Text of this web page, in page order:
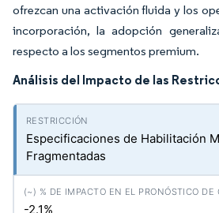
ofrezcan una activación fluida y los
incorporación, la adopción
respecto a los segmentos premium.
Análisis del Impacto de las
Especificaciones de Habilitación
Fragmentadas
-2.1%